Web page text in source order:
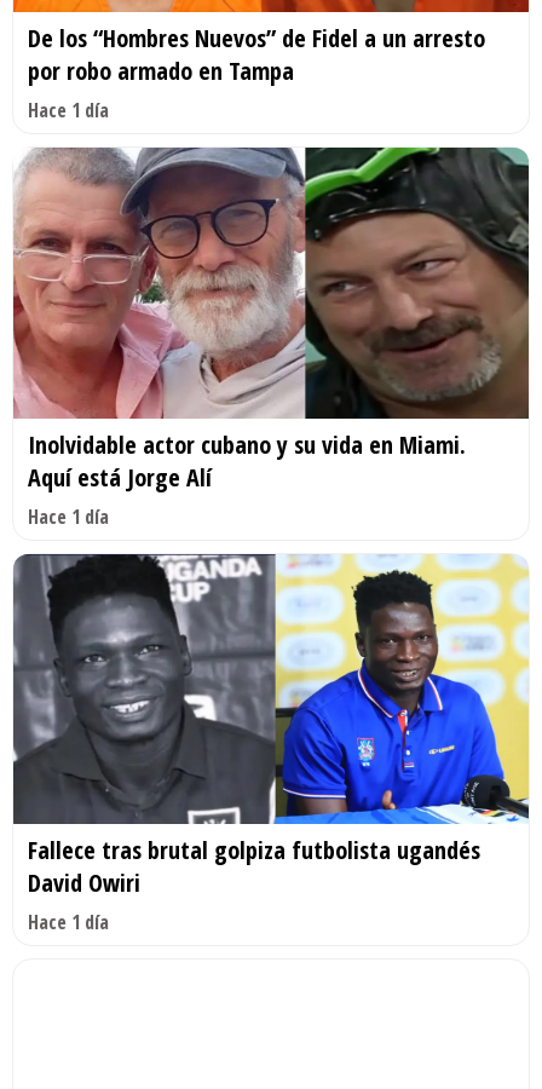
De los “Hombres Nuevos” de Fidel a un arresto
por robo armado en Tampa
Hace 1 día
Inolvidable actor cubano y su vida en Miami.
Aquí está Jorge Alí
Hace 1 día
Fallece tras brutal golpiza futbolista ugandés
David Owiri
Hace 1 día